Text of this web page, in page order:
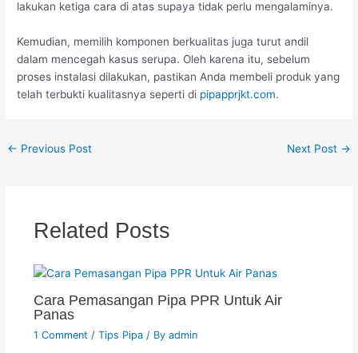
lakukan ketiga cara di atas supaya tidak perlu mengalaminya.
Kemudian, memilih komponen berkualitas juga turut andil
dalam mencegah kasus serupa. Oleh karena itu, sebelum
proses instalasi dilakukan, pastikan Anda membeli produk yang
telah terbukti kualitasnya seperti di pipapprjkt.com.
← Previous Post Next Post →
Related Posts
Cara Pemasangan Pipa PPR Untuk Air
Panas
1 Comment / Tips Pipa/ By admin